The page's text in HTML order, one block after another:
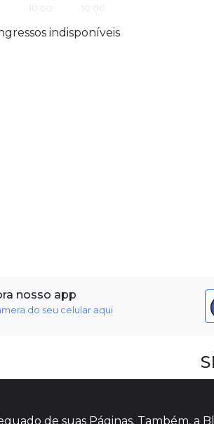
10:00
10:00
indisponíveis
nosso app
do seu celular aqui
de suas Páginas. Também, a